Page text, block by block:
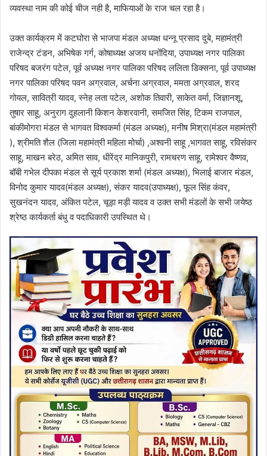
व्यवस्था नाम की कोई चीज नही है, माफियाओं के राज चल रहा है।
उक्त कार्यक्रम में कटघोरा से भाजपा मंडल अध्यक्ष धन्नू प्रसाद दुबे, महामंत्री
राजेन्द्र टंडन, अभिषेक गर्ग, कोषाध्यक्ष अजय धनोंदिया, उपाध्यक्ष नगर पालिका
परिषद बजरंग पटेल, पूर्व अध्यक्ष नगर पालिका परिषद ललिता डिक्सना, पूर्व उपाध्यक्ष
नगर पालिका परिषद पवन अग्रवाल, अर्चना अग्रवाल, ममता अग्रवाल, शरद
गोयल, सावित्री यादव, स्नेह लता पटेल, अशोक तिवारी, साकेत वर्मा, जिज्ञानशू,
तुषार साहू, अनुराग दुहलानी किशन केशरवानी, समजित सिंह, टिकम राजपाल,
बांकीमोगरा मंडल से भागवत विश्वकर्मा (मंडल अध्यक्ष), मनीष मिश्रा(मंडल महामंत्री
), श्रीमति शैल (जिला महामंत्री महिला मोर्चा) ,अश्वनी साहू ,भागवत साहू, रविसंकर
साहू, माखन बरेठ, अमित साव, धीरेंद्र मानिकपुरी, रामचरण साहू, रामेश्वर वैष्णव,
बॉबी गभेल दीपका मंडल से सूर्य प्रकाश शर्मा (मंडल अध्यक्ष), भिलाई बाजार मंडल,
विनोद कुमार यादव(मंडल अध्यक्ष), संकर यादव(उपाध्यक्ष), फूल सिंह कंवर,
सुखनंदन यादव, अंकित पटेल, चूड़ा मड़ी यादव व उक्त सभी मंडलों के सभी जयेष्ठ
श्रेष्ठ कार्यकर्ता बंधु व पदाधिकारी उपस्थित थे।